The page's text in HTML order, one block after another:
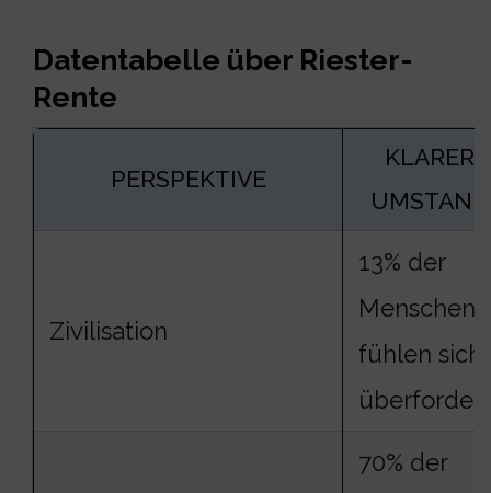
Datentabelle über Riester-
Rente
PERSPEKTIVE
KLARER
UMSTAND
Zivilisation
13% der
Menschen
fühlen sich
überfordert
70% der